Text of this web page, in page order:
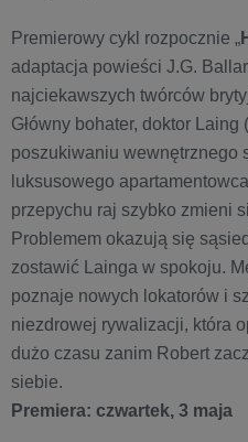
Premierowy cykl rozpocznie „
adaptacja powieści J.G.
najciekawszych twórców
Główny bohater, doktor Laing
poszukiwaniu wewnętrznego
luksusowego
przepychu raj szybko zmieni
Problemem okazują się
zostawić Lainga w spokoju.
poznaje nowych lokatorów i
niezdrowej rywalizacji, która
dużo czasu zanim Robert
siebie.
Premiera: czwartek, 3 maja